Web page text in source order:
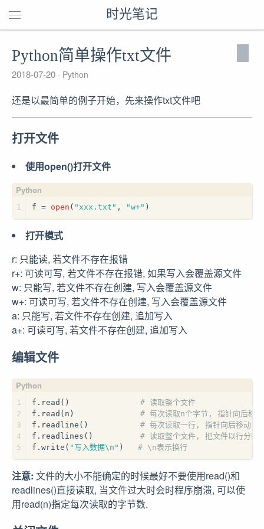
时光笔记
Python简单操作txt文件
2018-07-20 Python
还是以最简单的例子开始，先来操作txt文件吧
打开文件
使用open()打开文件
1 f = open ( "xxx.txt" , "w+" )
打开模式
r: 只能读, 若文件不存在报错
r+: 可读可写, 若文件不存在报错, 如果写入会覆盖源文件
w: 只能写, 若文件不存在创建, 写入会覆盖源文件
w+: 可读可写, 若文件不存在创建, 写入会覆盖源文件
a: 只能写, 若文件不存在创建, 追加写入
a+: 可读可写, 若文件不存在创建, 追加写入
编辑文件
1
2
3
4
5
f.read() # 读取整个文件
f.read(n) # 每次读取n个字节, 指针向后移动
f.readline() # 每次读取一行, 指针向后移动
f.readlines() # 读取整个文件, 把文件以行分割
f.write( "写入数据\n" ) # \n表示换行
注意: 文件的大小不能确定的时候最好不要使用read()和
readlines()直接读取, 当文件过大时会时程序崩溃, 可以使
用read(n)指定每次读取的字节数.